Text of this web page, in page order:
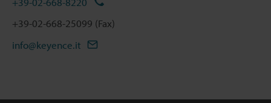
+39-02-668-25099 (Fax)
info@keyence.it